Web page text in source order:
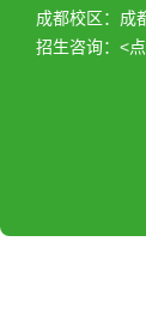
成都校区：成
招生咨询： <